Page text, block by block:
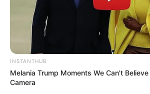
INSTANTHUB
Melania Trump Moments We Can't
Camera